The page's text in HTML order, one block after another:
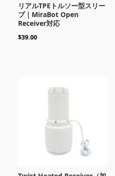
リアルTPEトルソー型スリー
ブ｜MiraBot Open
Receiver対応
$39.00